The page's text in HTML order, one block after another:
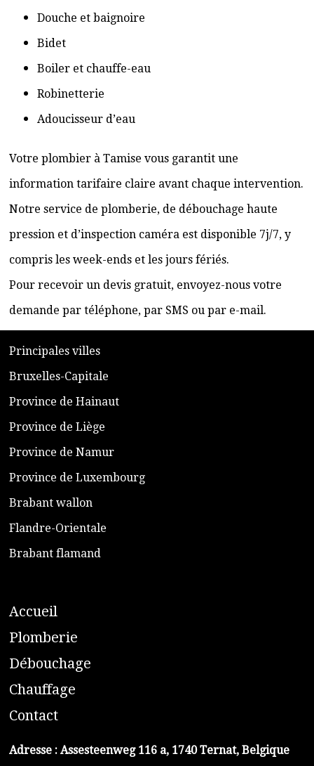
Douche et baignoire
Bidet
Boiler et chauffe-eau
Robinetterie
Adoucisseur d’eau
Votre plombier à Tamise vous garantit une
information tarifaire claire avant chaque intervention.
Notre service de plomberie, de débouchage haute
pression et d’inspection caméra est disponible 7j/7, y
compris les week-ends et les jours fériés.
Pour recevoir un devis gratuit, envoyez-nous votre
demande par téléphone, par SMS ou par e-mail.
​Principales villes
​Bruxelles-Capitale
​Province de Hainaut
Province de Liège
​Province de Namur
​Province de Luxembourg
​Brabant wallon
​Flandre-Orientale
​Brabant flamand
Accueil
​Plomberie
Débouchage
Chauffage
Contact
Adresse : Assesteenweg 116 a, 1740 Ternat, Belgique